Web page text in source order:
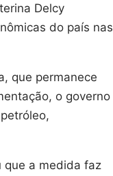
Delcy
do país nas
que permanece
o governo
que a medida faz